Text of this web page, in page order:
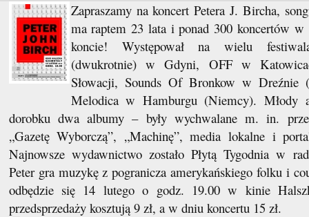
Zapraszamy na koncert Petera J. Bircha,
ma raptem 23 lata i ponad 300 koncertów w
koncie! Występował na wielu
(dwukrotnie) w Gdyni, OFF w
Słowacji, Sounds Of Bronkow w Dreźnie
Melodica w Hamburgu (Niemcy). Młody
dorobku dwa albumy – były wychwalane m. in.
„Gazetę Wyborczą”, „Machinę”, media lokalne i
Najnowsze wydawnictwo zostało Płytą Tygodnia w
Peter gra muzykę z pogranicza amerykańskiego folku i
odbędzie się 14 lutego o godz. 19.00 w kinie
przedsprzedaży kosztują 9 zł, a w dniu koncertu 15 zł.